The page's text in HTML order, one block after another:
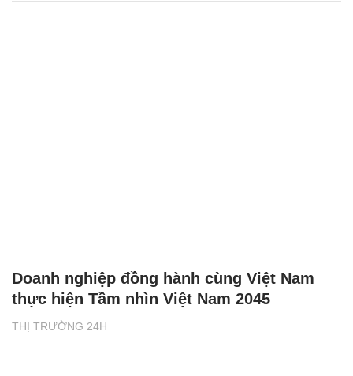
THỊ TRƯỜNG 24H
Doanh nghiệp đồng hành cùng Việt Nam
thực hiện Tầm nhìn Việt Nam 2045